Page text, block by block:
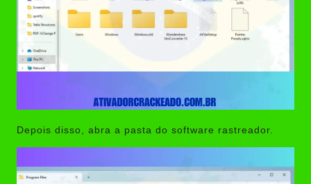
Depois disso, abra a pasta do software rastreador.